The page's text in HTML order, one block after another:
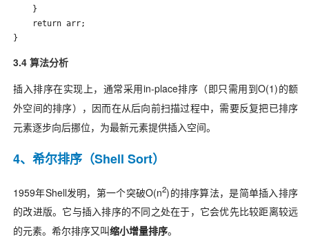
    }
    return arr;
}
3.4 算法分析
插入排序在实现上，通常采用in-place排序（即只需用到O(1)的额
外空间的排序），因而在从后向前扫描过程中，需要反复把已排序
元素逐步向后挪位，为最新元素提供插入空间。
4、希尔排序（Shell Sort）
1959年Shell发明，第一个突破O(n2)的排序算法，是简单插入排序
的改进版。它与插入排序的不同之处在于，它会优先比较距离较远
的元素。希尔排序又叫缩小增量排序。